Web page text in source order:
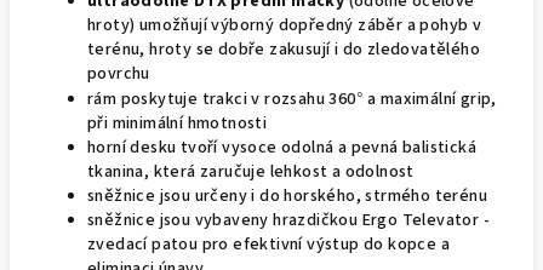
hroty) umožňují výborný dopředný záběr a pohyb v
terénu, hroty se dobře zakusují i do zledovatělého
povrchu
rám poskytuje trakci v rozsahu 360° a maximální grip,
při minimální hmotnosti
horní desku tvoří vysoce odolná a pevná balistická
tkanina, která zaručuje lehkost a odolnost
sněžnice jsou určeny i do horského, strmého terénu
sněžnice jsou vybaveny hrazdičkou Ergo Televator -
zvedací patou pro efektivní výstup do kopce a